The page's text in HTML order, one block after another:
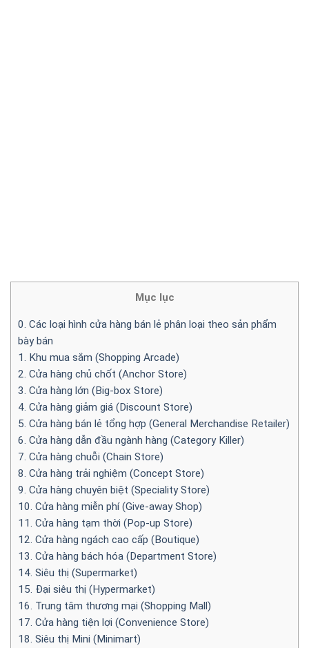
Mục lục
0. Các loại hình cửa hàng bán lẻ phân loại theo sản phẩm
bày bán
1. Khu mua sắm (Shopping Arcade)
2. Cửa hàng chủ chốt (Anchor Store)
3. Cửa hàng lớn (Big-box Store)
4. Cửa hàng giảm giá (Discount Store)
5. Cửa hàng bán lẻ tổng hợp (General Merchandise Retailer)
6. Cửa hàng dẫn đầu ngành hàng (Category Killer)
7. Cửa hàng chuỗi (Chain Store)
8. Cửa hàng trải nghiệm (Concept Store)
9. Cửa hàng chuyên biệt (Speciality Store)
10. Cửa hàng miễn phí (Give-away Shop)
11. Cửa hàng tạm thời (Pop-up Store)
12. Cửa hàng ngách cao cấp (Boutique)
13. Cửa hàng bách hóa (Department Store)
14. Siêu thị (Supermarket)
15. Đại siêu thị (Hypermarket)
16. Trung tâm thương mại (Shopping Mall)
17. Cửa hàng tiện lợi (Convenience Store)
18. Siêu thị Mini (Minimart)